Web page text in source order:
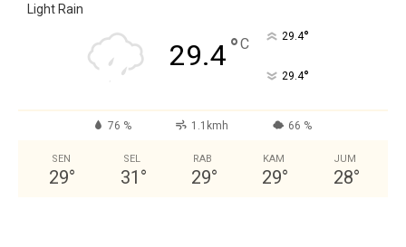
Light Rain
29.4°C 29.4°
29.4°
76 % 1.1kmh 66 %
SEN
29°
SEL
31 °
RAB
29°
KAM
29°
JUM
28°